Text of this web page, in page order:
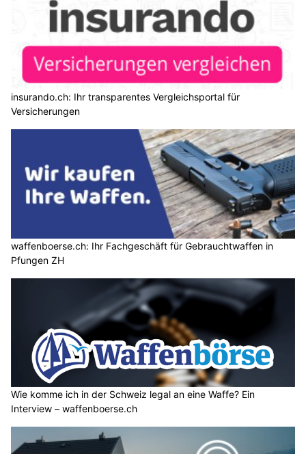
insurando.ch: Ihr transparentes Vergleichsportal für
Versicherungen
waffenboerse.ch: Ihr Fachgeschäft für Gebrauchtwaffen in
Pfungen ZH
Wie komme ich in der Schweiz legal an eine Waffe? Ein
Interview – waffenboerse.ch